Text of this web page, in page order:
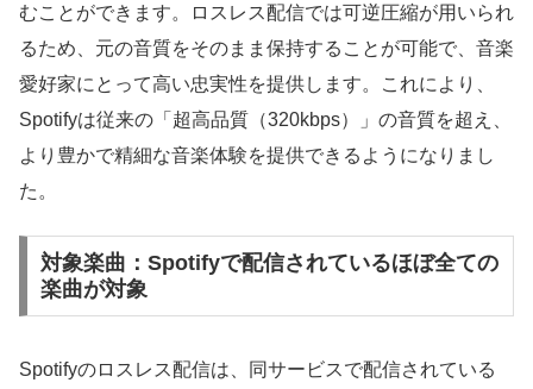
むことができます。ロスレス配信では可逆圧縮が用いられ
るため、元の音質をそのまま保持することが可能で、音楽
愛好家にとって高い忠実性を提供します。これにより、
Spotifyは従来の「超高品質（320kbps）」の音質を超え、
より豊かで精細な音楽体験を提供できるようになりまし
た。
対象楽曲：Spotifyで配信されているほぼ全ての
楽曲が対象
Spotifyのロスレス配信は、同サービスで配信されている